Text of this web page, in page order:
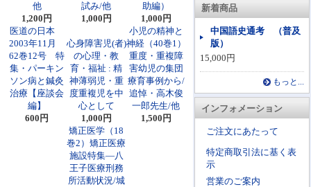
新着商品
中国語史通考 （普及
版）
15,000円
もっと...
インフォメーション
ご注文にあたって
特定商取引法に基く表
示
営業のご案内
他
1,200円
試み/他
1,000円
助編）
1,000円
医道の日本
2003年11月
62巻12号 特
集・パーキン
ソン病と鍼灸
治療【座談会
編】
600円
心身障害児(者)
の心理・教
育・福祉 : 精
神薄弱児・重
度重複児を中
心として
1,000円
小児の精神と
神経（40巻1）
重度・重複障
害幼児の集団
療育事例から/
追悼・高木俊
一郎先生/他
1,500円
矯正医学（18
巻2）矯正医療
施設特集―八
王子医療刑務
所活動状況/城